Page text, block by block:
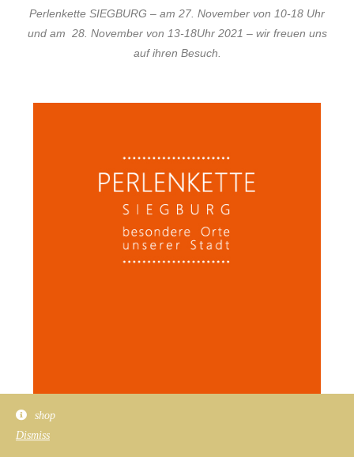
Perlenkette SIEGBURG – am 27. November von 10-18 Uhr
und am 28. November von 13-18Uhr 2021 – wir freuen uns
auf ihren Besuch.
shop
Dismiss